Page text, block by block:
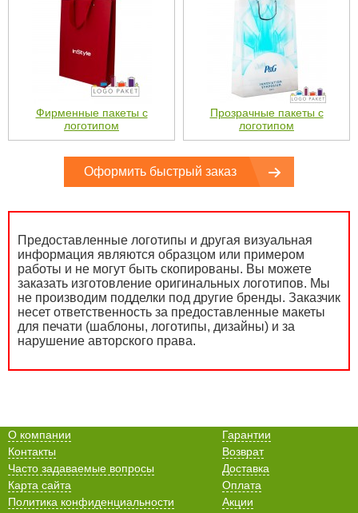
Фирменные пакеты с
логотипом
Прозрачные пакеты с
логотипом
Оформить быстрый заказ
Предоставленные логотипы и другая визуальная
информация являются образцом или примером
работы и не могут быть скопированы. Вы можете
заказать изготовление оригинальных логотипов. Мы
не производим подделки под другие бренды. Заказчик
несет ответственность за предоставленные макеты
для печати (шаблоны, логотипы, дизайны) и за
нарушение авторского права.
Гарантии
Возврат
Доставка
Оплата
Акции
О компании
Контакты
Часто задаваемые вопросы
Карта сайта
Политика конфиденциальности